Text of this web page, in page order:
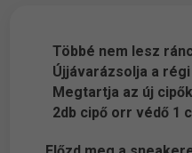
Többé nem lesz
Újjávarázsolja a régi
Megtartja az új
2db cipő orr védő 1